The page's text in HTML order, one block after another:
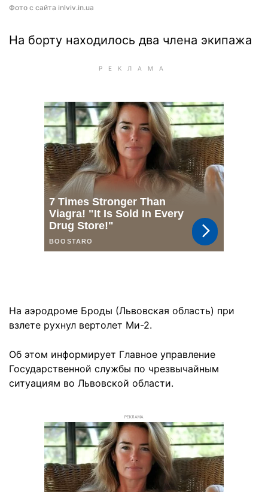
Фото с сайта inlviv.in.ua
На борту находилось два члена экипажа
На аэродроме Броды (Львовская область) при
взлете рухнул вертолет Ми-2.
Об этом информирует Главное управление
Государственной службы по чрезвычайным
ситуациям во Львовской области.
РЕКЛАМА